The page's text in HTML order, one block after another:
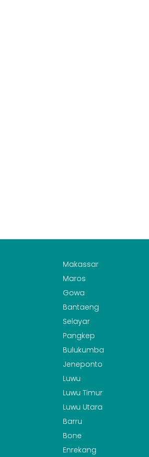
Makassar
Maros
Gowa
Bantaeng
Selayar
Pangkep
Bulukumba
Jeneponto
Luwu
Luwu Timur
Luwu Utara
Barru
Bone
Enrekang